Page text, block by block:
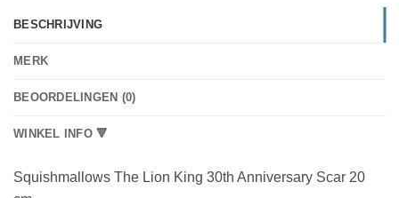
BESCHRIJVING
MERK
BEOORDELINGEN (0)
WINKEL INFO 🔻
Squishmallows The Lion King 30th Anniversary Scar 20